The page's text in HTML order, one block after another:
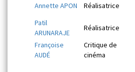
Annette APON Réalisatrice
Patil
ARUNARAJE
Réalisatrice
Françoise
AUDÉ
Critique de
cinéma